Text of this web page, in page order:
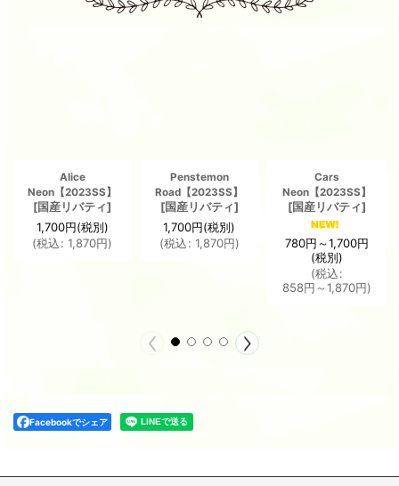
Alice
Neon【2023SS】
[国産リバティ]
1,700円(税別)
(税込: 1,870円)
Penstemon
Road【2023SS】
[国産リバティ]
1,700円(税別)
(税込: 1,870円)
Cars
Neon【2023SS】
[国産リバティ]
780円～1,700円
(税別)
(税込:
858円 ～1,870円)
Facebookでシェア